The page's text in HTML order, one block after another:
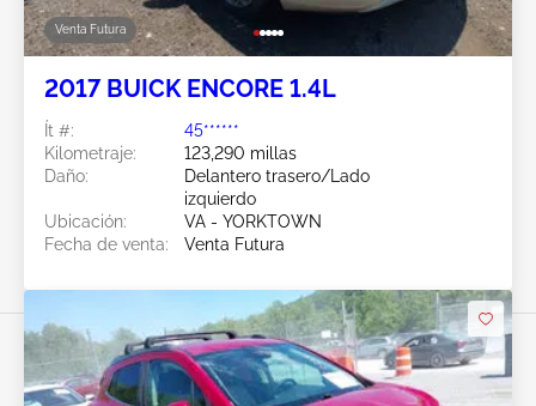
Venta Futura
2017 BUICK ENCORE 1.4L
Ít #:
45******
Kilometraje:
123,290 millas
Daño:
Delantero trasero/Lado
izquierdo
Ubicación:
VA - YORKTOWN
Fecha de venta:
Venta Futura